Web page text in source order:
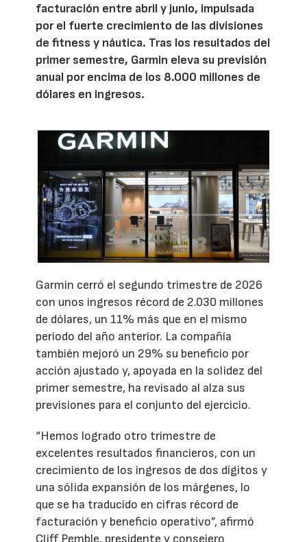
facturación entre abril y junio, impulsada
por el fuerte crecimiento de las divisiones
de fitness y náutica. Tras los resultados del
primer semestre, Garmin eleva su previsión
anual por encima de los 8.000 millones de
dólares en ingresos.
Garmin cerró el segundo trimestre de 2026
con unos ingresos récord de 2.030 millones
de dólares, un 11% más que en el mismo
periodo del año anterior. La compañía
también mejoró un 29% su beneficio por
acción ajustado y, apoyada en la solidez del
primer semestre, ha revisado al alza sus
previsiones para el conjunto del ejercicio.
“Hemos logrado otro trimestre de
excelentes resultados financieros, con un
crecimiento de los ingresos de dos dígitos y
una sólida expansión de los márgenes, lo
que se ha traducido en cifras récord de
facturación y beneficio operativo”, afirmó
Cliff Pemble, presidente y consejero